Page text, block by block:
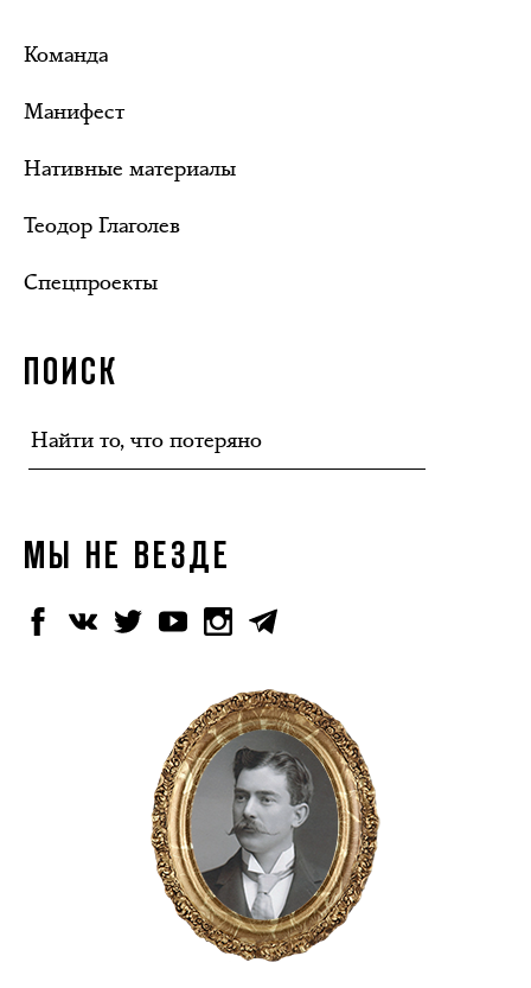
Команда
Манифест
Нативные материалы
Теодор Глаголев
Спецпроекты
ПОИСК
МЫ НЕ ВЕЗДЕ